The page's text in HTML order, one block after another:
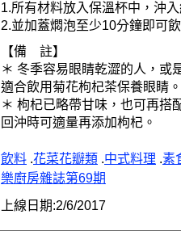
1.所有材料放入保溫杯中，沖
2.並加蓋燜泡至少10分鐘即可飲
【備 註】
＊ 冬季容易眼睛乾澀的人，或
適合飲用菊花枸杞茶保養眼睛。
＊ 枸杞已略帶甘味，也可再搭
回沖時可適量再添加枸杞。
飲料 .花菜花瓣類 .中式料理 .素
樂廚房雜誌第69期
上線日期:2/6/2017